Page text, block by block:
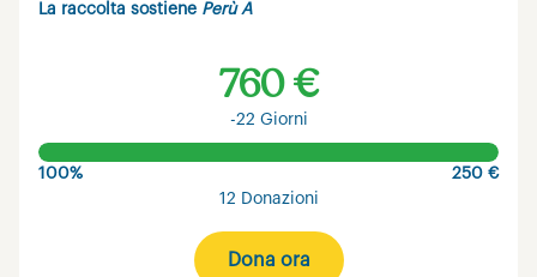
La raccolta sostiene Perù A
760 €
-22 Giorni
100%
250 €
12 Donazioni
Dona ora